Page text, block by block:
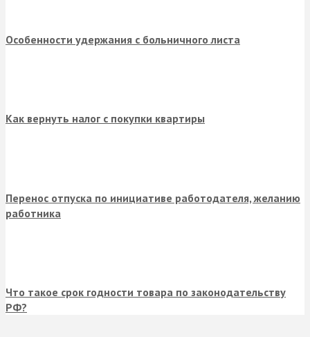
Особенности удержания с больничного листа
Как вернуть налог с покупки квартиры
Перенос отпуска по инициативе работодателя, желанию
работника
Что такое срок годности товара по законодательству
РФ?